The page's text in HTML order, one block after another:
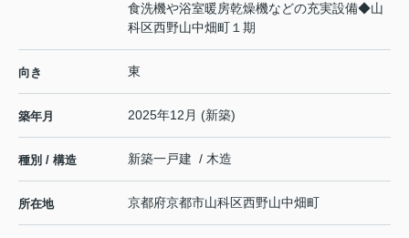
食洗機や浴室暖房乾燥機などの充実設備◆山
科区西野山中畑町１期
向き 東
築年月 2025年12月 (新築)
種別 / 構造 新築一戸建 / 木造
所在地 京都府京都市山科区西野山中畑町